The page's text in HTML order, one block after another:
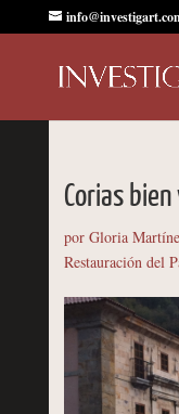
Corias
por Gloria
Restauración del